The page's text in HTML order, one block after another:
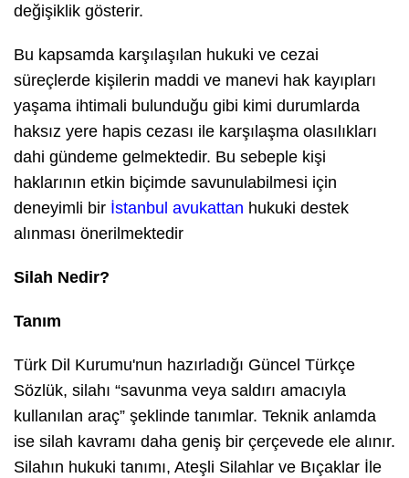
değişiklik gösterir.
Bu kapsamda karşılaşılan hukuki ve cezai
süreçlerde kişilerin maddi ve manevi hak kayıpları
yaşama ihtimali bulunduğu gibi kimi durumlarda
haksız yere hapis cezası ile karşılaşma olasılıkları
dahi gündeme gelmektedir. Bu sebeple kişi
haklarının etkin biçimde savunulabilmesi için
deneyimli bir İstanbul avukattan hukuki destek
alınması önerilmektedir
Silah Nedir?
Tanım
Türk Dil Kurumu'nun hazırladığı Güncel Türkçe
Sözlük, silahı “savunma veya saldırı amacıyla
kullanılan araç” şeklinde tanımlar. Teknik anlamda
ise silah kavramı daha geniş bir çerçevede ele alınır.
Silahın hukuki tanımı, Ateşli Silahlar ve Bıçaklar İle